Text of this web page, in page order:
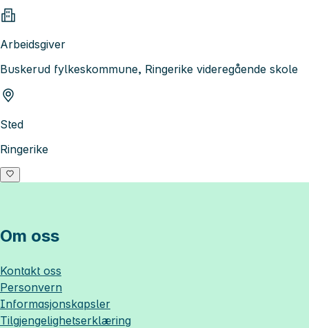
Arbeidsgiver
Buskerud fylkeskommune, Ringerike videregående skole
Sted
Ringerike
Om oss
Kontakt oss
Personvern
Informasjonskapsler
Tilgjengelighetserklæring